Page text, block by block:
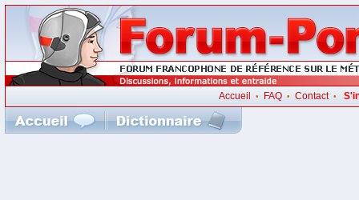
Accueil • FAQ •Contact•